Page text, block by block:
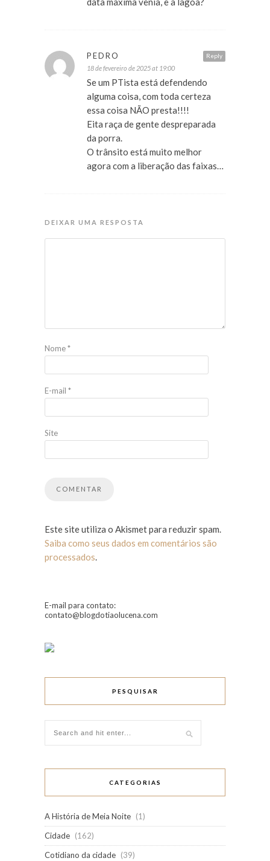
Reply
PEDRO
18 de fevereiro de 2025 at 19:00
Se um PTista está defendendo
alguma coisa, com toda certeza
essa coisa NÃO presta!!!!
Eita raça de gente despreparada
da porra.
O trânsito está muito melhor
agora com a liberação das faixas…
DEIXAR UMA RESPOSTA
Nome*
E-mail *
Site
Este site utiliza o Akismet para reduzir spam.
Saiba como seus dados em comentários são
processados.
E-mail para contato:
contato@blogdotiaolucena.com
PESQUISAR
CATEGORIAS
A História de Meia Noite (1)
Cidade (162)
Cotidiano da cidade (39)